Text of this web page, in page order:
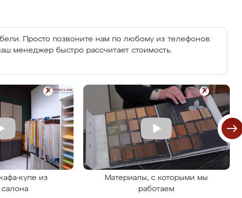
Просто позвоните нам по любому из телефонов:
менеджер быстро рассчитает стоимость.
купе из
Материалы, с которыми мы
работаем